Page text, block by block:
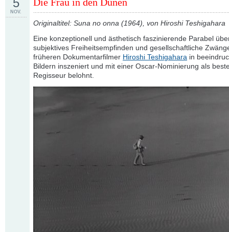
5
NOV.
Originaltitel: Suna no onna (1964), von Hiroshi Teshigahara
Eine konzeptionell und ästhetisch faszinierende Parabel
subjektives Freiheitsempfinden und gesellschaftliche
früheren Dokumentarfilmer Hiroshi Teshigahara in
Bildern inszeniert und mit einer Oscar-Nominierung als
Regisseur belohnt.